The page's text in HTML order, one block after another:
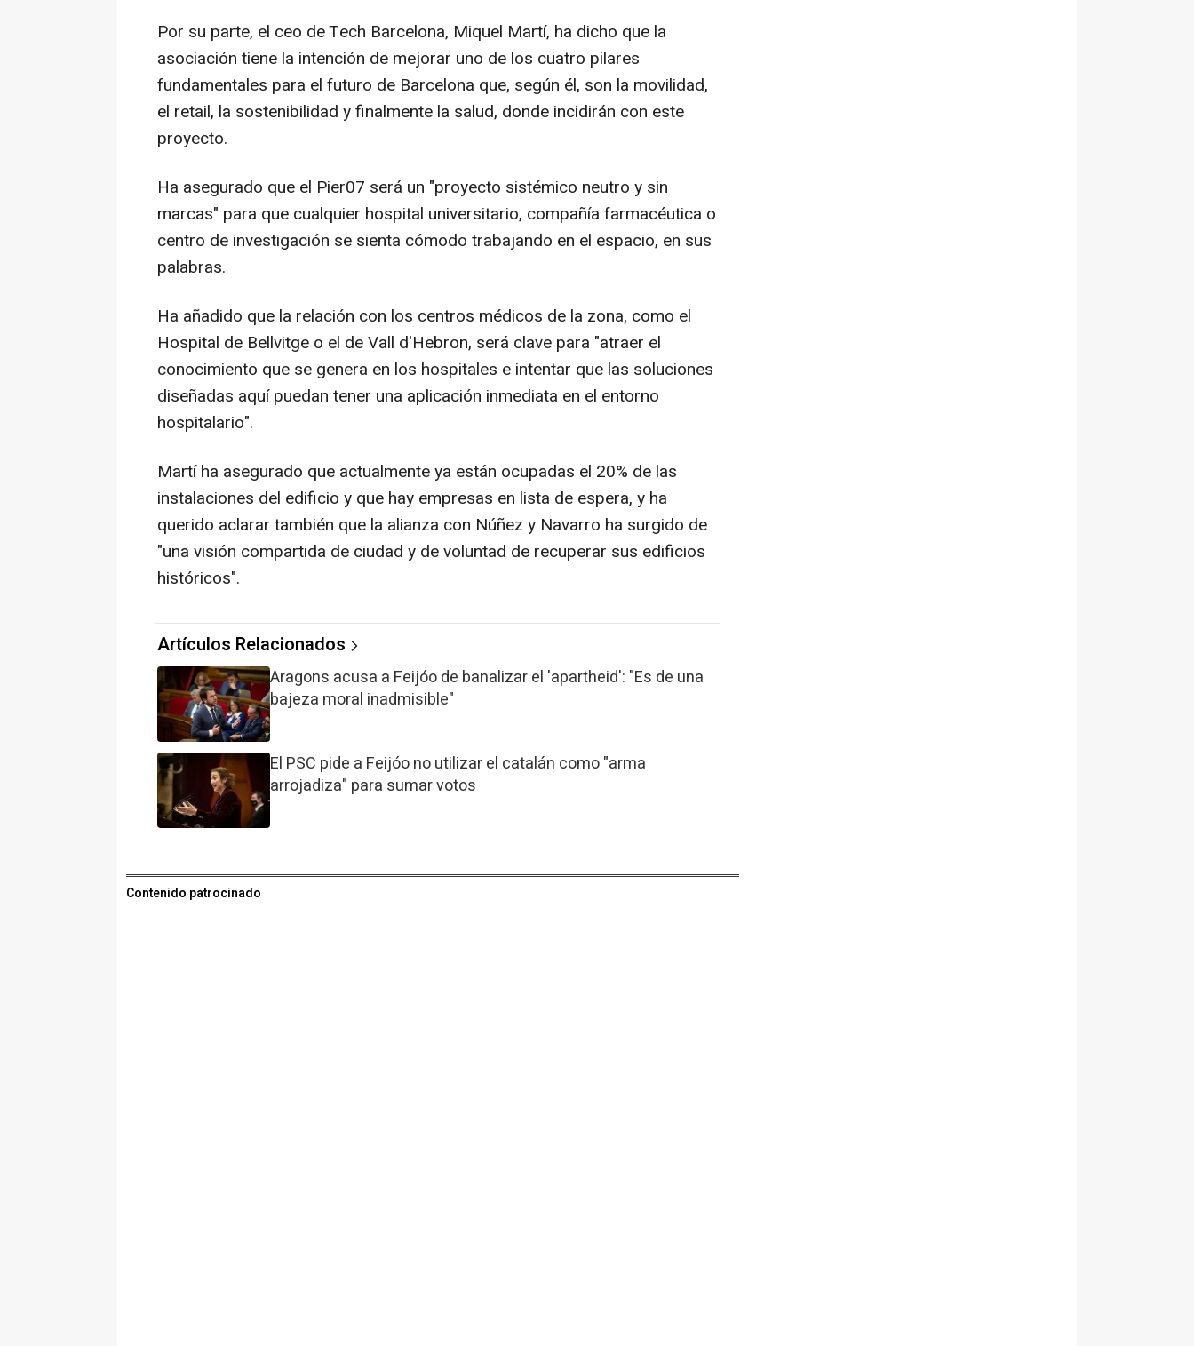
Por su parte, el ceo de Tech Barcelona, Miquel Martí, ha dicho que la
asociación tiene la intención de mejorar uno de los cuatro pilares
fundamentales para el futuro de Barcelona que, según él, son la movilidad,
el retail, la sostenibilidad y finalmente la salud, donde incidirán con este
proyecto.
Ha asegurado que el Pier07 será un "proyecto sistémico neutro y sin
marcas" para que cualquier hospital universitario, compañía farmacéutica o
centro de investigación se sienta cómodo trabajando en el espacio, en sus
palabras.
Ha añadido que la relación con los centros médicos de la zona, como el
Hospital de Bellvitge o el de Vall d'Hebron, será clave para "atraer el
conocimiento que se genera en los hospitales e intentar que las soluciones
diseñadas aquí puedan tener una aplicación inmediata en el entorno
hospitalario".
Martí ha asegurado que actualmente ya están ocupadas el 20% de las
instalaciones del edificio y que hay empresas en lista de espera, y ha
querido aclarar también que la alianza con Núñez y Navarro ha surgido de
"una visión compartida de ciudad y de voluntad de recuperar sus edificios
históricos".
Artículos Relacionados
Aragons acusa a Feijóo de banalizar el 'apartheid': "Es de una
bajeza moral inadmisible"
El PSC pide a Feijóo no utilizar el catalán como "arma
arrojadiza" para sumar votos
Contenido patrocinado